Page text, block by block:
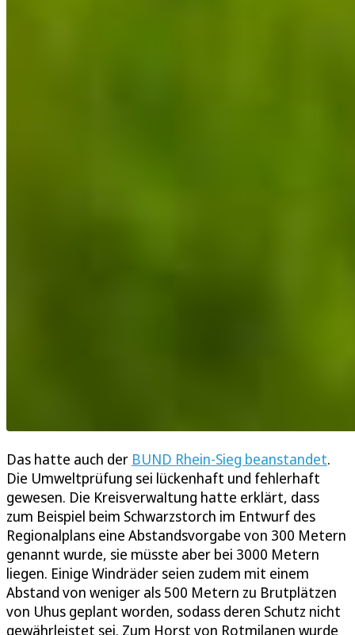
Das hatte auch der BUND Rhein-Sieg beanstandet.
Die Umweltprüfung sei lückenhaft und fehlerhaft
gewesen. Die Kreisverwaltung hatte erklärt, dass
zum Beispiel beim Schwarzstorch im Entwurf des
Regionalplans eine Abstandsvorgabe von 300 Metern
genannt wurde, sie müsste aber bei 3000 Metern
liegen. Einige Windräder seien zudem mit einem
Abstand von weniger als 500 Metern zu Brutplätzen
von Uhus geplant worden, sodass deren Schutz nicht
gewährleistet sei. Zum Horst von Rotmilanen wurde